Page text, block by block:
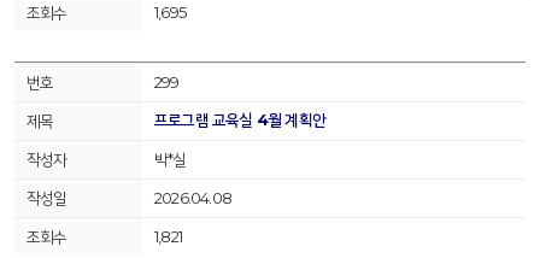
1,695
299
프로그램 교육실 4월 계획안
박*실
2026.04.08
1,821